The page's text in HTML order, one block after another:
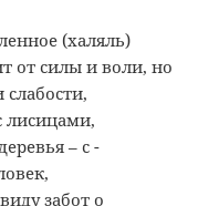
(халяль)
от силы и воли, но
лисицами,
– с
забот о